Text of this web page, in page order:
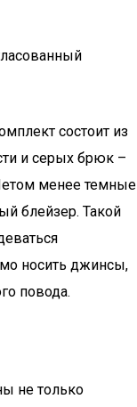
состоит из
и серых брюк –
менее темные
блейзер. Такой
носить джинсы,
повода.
не только